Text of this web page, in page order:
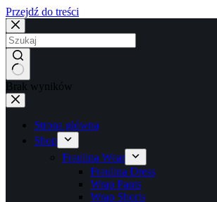
Przejdź do treści
Brak wyników
Strona główna
Shop
Fraulina Wear
Fraulina Dress
Wrap Pants
Wrap Shorts